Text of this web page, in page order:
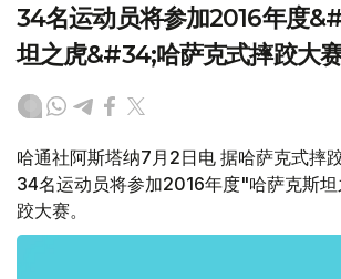
34名运动员将参加2016年度
坦之虎&#34;哈萨克式摔跤大赛
哈通社阿斯塔纳7月2日电 据哈萨克式摔
34名运动员将参加2016年度"哈萨克斯
跤大赛。